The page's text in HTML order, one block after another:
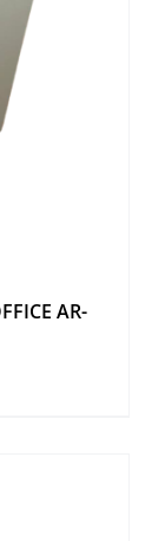
AR-